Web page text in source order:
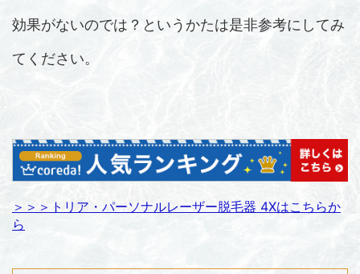
効果がないのでは？というかたは是非参考にしてみ
てください。
＞＞＞トリア・パーソナルレーザー脱毛器 4Xはこちらか
ら